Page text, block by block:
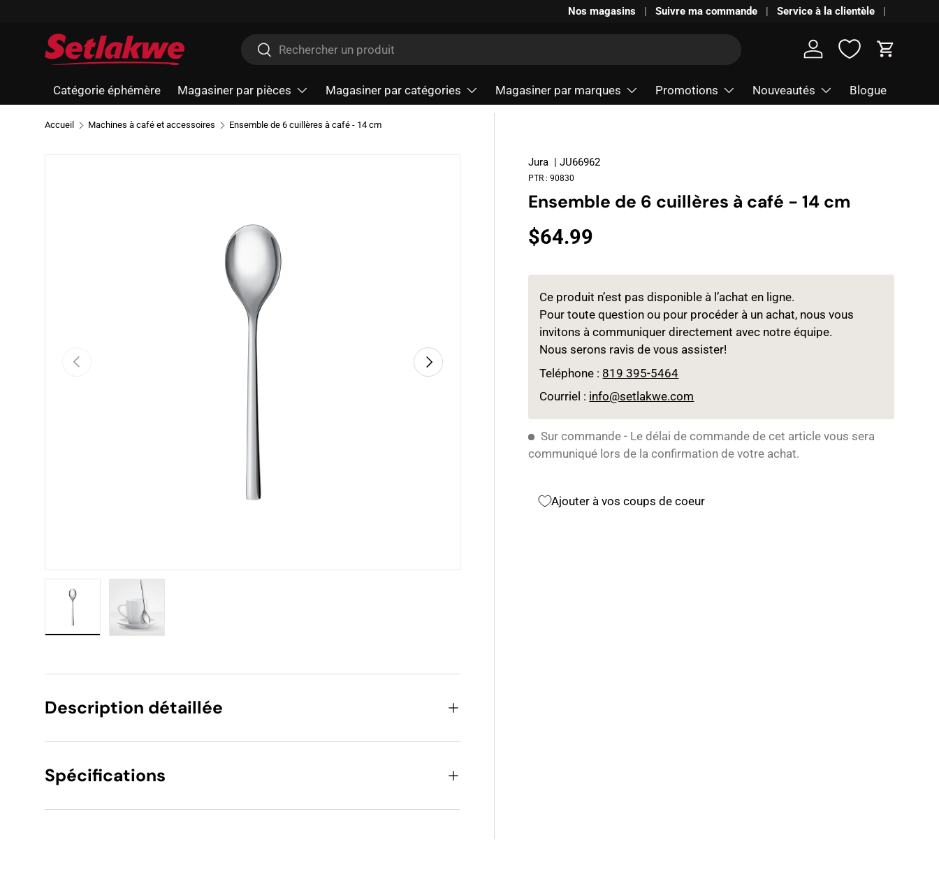
Nos magasins Suivre ma commande Service à la clientèle
Recherche
Rechercher
Se connecter Panier
Catégorie éphémère Magasiner par pièces Magasiner par catégories Magasiner par marques Promotions Nouveautés Blogue
Accueil Machines à café et accessoires Ensemble de 6 cuillères à café - 14 cm
Précédent Suivant
Jura | JU66962
PTR :90830
Ensemble de 6 cuillères à café - 14 cm
$64.99
Ce produit n’est pas disponible à l’achat en ligne.
Pour toute question ou pour procéder à un achat, nous vous
invitons à communiquer directement avec notre équipe.
Nous serons ravis de vous assister!
Teléphone : 819 395-5464
Courriel : info@setlakwe.com
Sur commande - Le délai de commande de cet article vous sera
communiqué lors de la confirmation de votre achat.
Ajouter à vos coups de coeur
Description détaillée
Spécifications